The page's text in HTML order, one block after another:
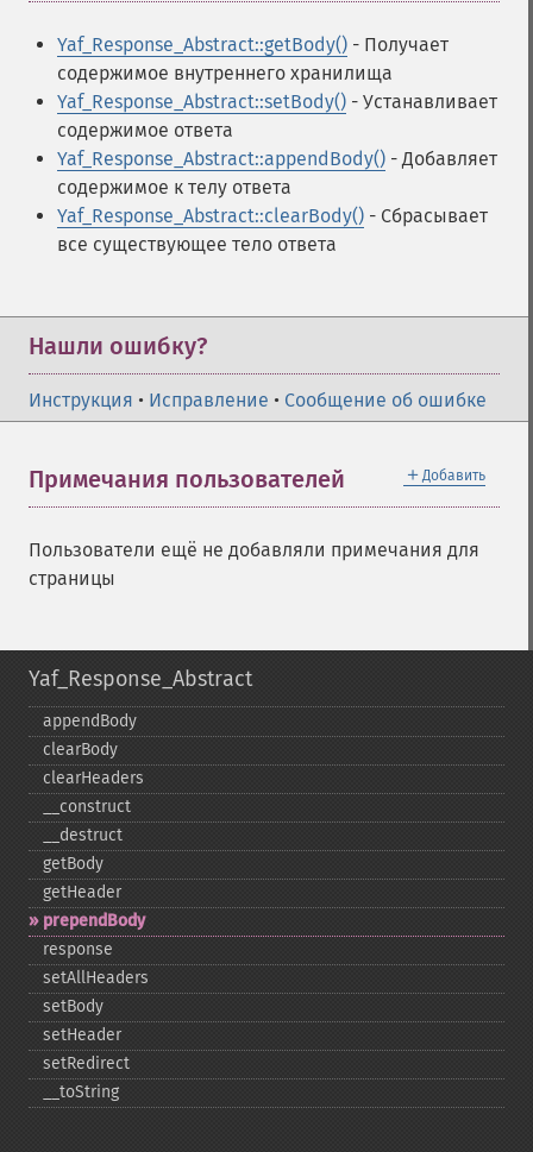
Yaf_Response_Abstract::getBody() - Получает
содержимое внутреннего хранилища
Yaf_Response_Abstract::setBody() - Устанавливает
содержимое ответа
Yaf_Response_Abstract::appendBody() - Добавляет
содержимое к телу ответа
Yaf_Response_Abstract::clearBody() - Сбрасывает
все существующее тело ответа
Нашли ошибку?
Инструкция • Исправление • Сообщение об ошибке
＋ Добавить
Примечания пользователей
Пользователи ещё не добавляли примечания для
страницы
Yaf_Response_Abstract
appendBody
clearBody
clearHeaders
_​_​construct
_​_​destruct
getBody
getHeader
prependBody
response
setAllHeaders
setBody
setHeader
setRedirect
_​_​toString